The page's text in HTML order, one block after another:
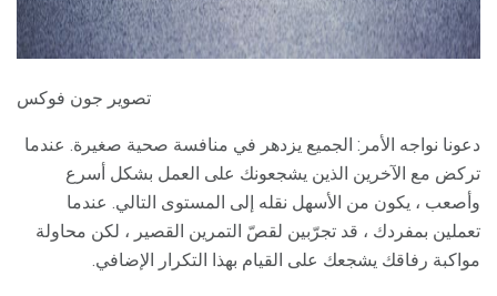
تصوير جون فوكس
دعونا نواجه الأمر: الجميع يزدهر في منافسة صحية صغيرة. عندما
تركض مع الآخرين الذين يشجعونك على العمل بشكل أسرع
وأصعب ، يكون من الأسهل نقله إلى المستوى التالي. عندما
تعملين بمفردك ، قد تجرّبين لقصّ التمرين القصير ، لكن محاولة
مواكبة رفاقك يشجعك على القيام بهذا التكرار الإضافي.